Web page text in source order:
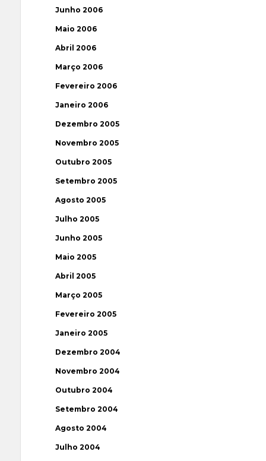
Junho 2006
Maio 2006
Abril 2006
Março 2006
Fevereiro 2006
Janeiro 2006
Dezembro 2005
Novembro 2005
Outubro 2005
Setembro 2005
Agosto 2005
Julho 2005
Junho 2005
Maio 2005
Abril 2005
Março 2005
Fevereiro 2005
Janeiro 2005
Dezembro 2004
Novembro 2004
Outubro 2004
Setembro 2004
Agosto 2004
Julho 2004